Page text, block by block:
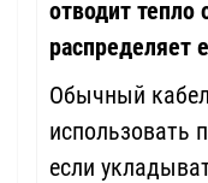
отводит тепло
распределяет
Обычный
использовать
если